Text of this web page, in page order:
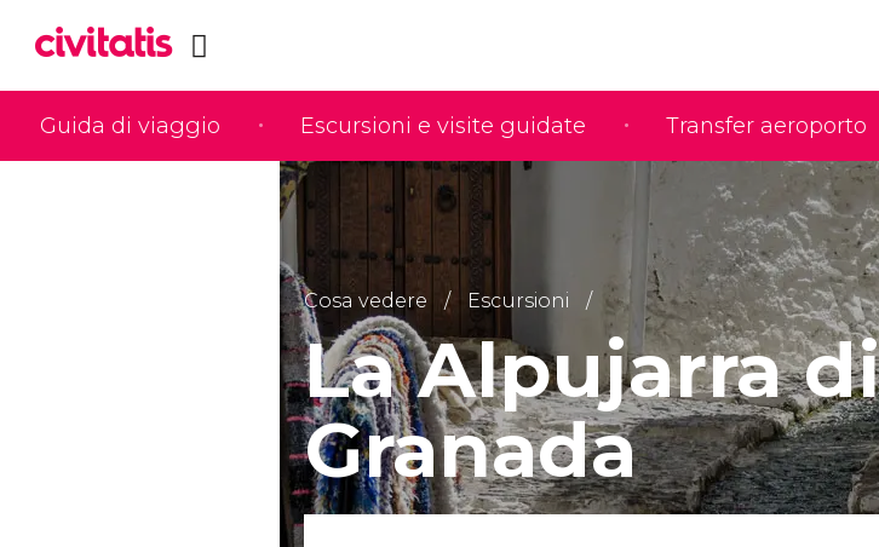
Guida di viaggio Escursioni e visite guidate Transfer aeroporto
Cosa vedere Escursioni
La Alpujarra
Granada